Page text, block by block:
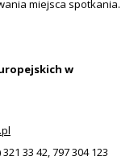
miejsca spotkania.
w
33 42, 797 304 123